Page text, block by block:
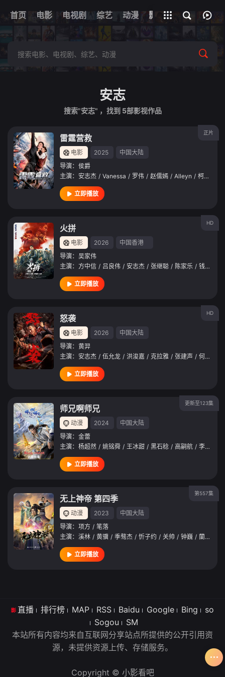
首页 电影 电视剧 综艺 动漫 影视
全部影片
安志
搜索"安志" ，找到 5部影视作品
正片
雷霆营救
电影 2025
中国大陆
导演： 侯爵
主演： 安志杰 / Vanessa / 罗伟 / 赵儒嫣 / Alleyn / 柯恬柔
立即播放
HD
火拼
电影 2026
中国香港
导演： 吴家伟
主演： 方中信 / 吕良伟 / 安志杰 / 张继聪 / 陈家乐 / 钱嘉乐
立即播放
HD
怒袭
电影 2026
中国大陆
导演： 黄羿
主演： 安志杰 / 伍允龙 / 洪浚嘉 / 克拉雅 / 张建声 / 何慈茵
立即播放
更新至123集
师兄啊师兄
动漫 2024
中国大陆
导演： 金蕾
主演： 杨超然 / 姚铭舜 / 王冰甜 / 黑石稔 / 高嗣航 / 李长昊
立即播放
第557集
无上神帝 第四季
动漫 2023
中国大陆
导演： 项方 / 笔落
主演： 溪林 / 黄骥 / 季骜杰 / 忻子约 / 关帅 / 钟巍 / 蘭若镝
立即播放
直播 排行榜 MAP RSS Baidu Google Bing
so
Sogou
SM
本站所有内容均来自互联网分享站点所提供的公开引用资
源，未提供资源上传、存储服务。
Copyright © 小影看吧